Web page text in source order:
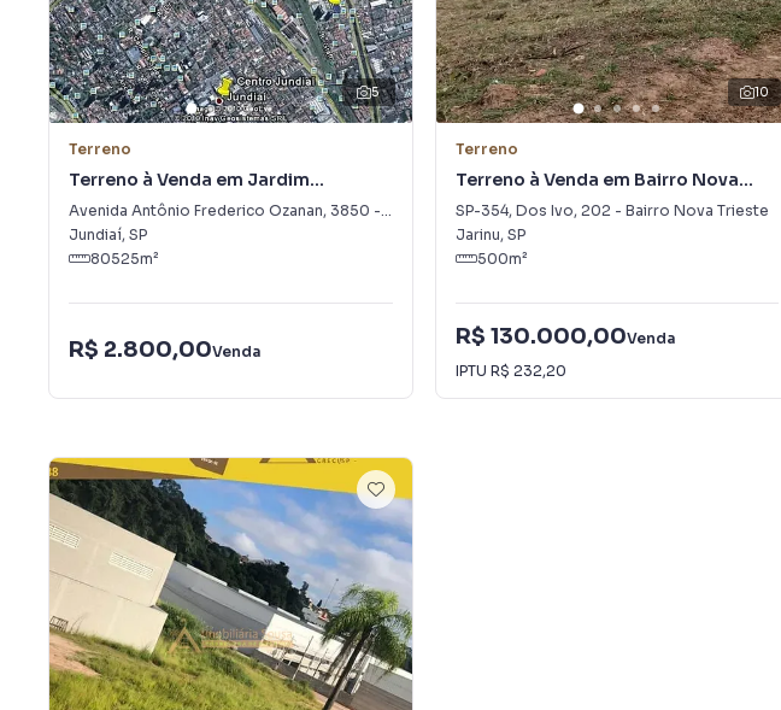
5
Terreno
Terreno à Venda em Jardim
Liberdade
Avenida Antônio Frederico Ozanan, 3850 - Jardim Liberdade
Jundiaí, SP
80525m²
R$ 2.800,00Venda
10
Terreno
Terreno à Venda em Bairro Nova
Trieste
SP-354, Dos Ivo, 202 - Bairro Nova Trieste
Jarinu, SP
500m²
R$ 130.000,00Venda
IPTU R$ 232,20